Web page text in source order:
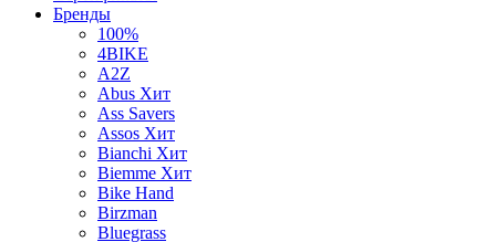
Бренды
100%
4BIKE
A2Z
Abus Хит
Ass Savers
Assos Хит
Bianchi Хит
Biemme Хит
Bike Hand
Birzman
Bluegrass